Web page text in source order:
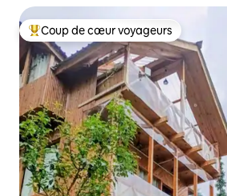
Coup de cœur voyageurs parmi les
Coup de cœur voyageurs